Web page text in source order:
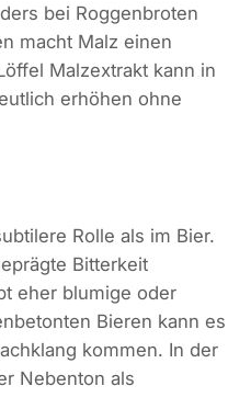
bei Roggenbroten
macht Malz einen
Malzextrakt kann in
erhöhen ohne
Rolle als im Bier.
Bitterkeit
eher blumige oder
Bieren kann es
kommen. In der
Nebenton als